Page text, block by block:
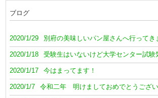
ブログ
2020/1/29 別府の美味しいパン屋さんへ行ってき
2020/1/18 受験生はいないけど大学センター試験
2020/1/17 今はまってます！
2020/1/7 令和二年 明けましておめでとうござ